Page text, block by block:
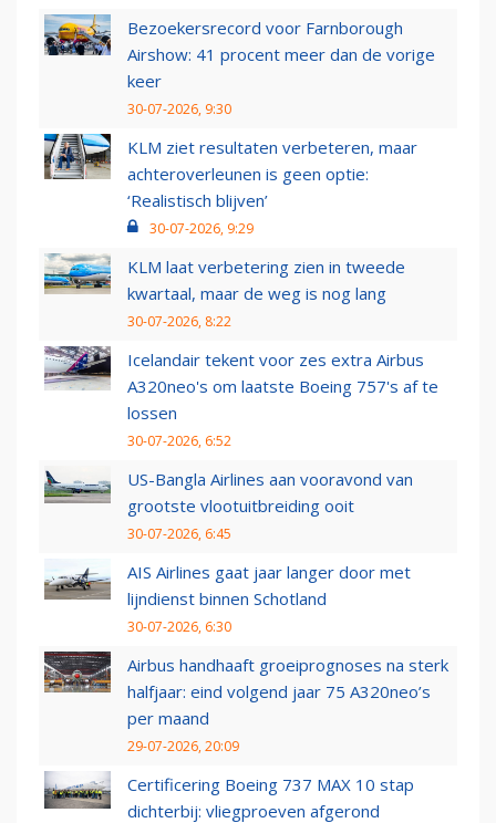
Bezoekersrecord voor Farnborough
Airshow: 41 procent meer dan de vorige
keer
30-07-2026, 9:30
KLM ziet resultaten verbeteren, maar
achteroverleunen is geen optie:
‘Realistisch blijven’
30-07-2026, 9:29
KLM laat verbetering zien in tweede
kwartaal, maar de weg is nog lang
30-07-2026, 8:22
Icelandair tekent voor zes extra Airbus
A320neo's om laatste Boeing 757's af te
lossen
30-07-2026, 6:52
US-Bangla Airlines aan vooravond van
grootste vlootuitbreiding ooit
30-07-2026, 6:45
AIS Airlines gaat jaar langer door met
lijndienst binnen Schotland
30-07-2026, 6:30
Airbus handhaaft groeiprognoses na sterk
halfjaar: eind volgend jaar 75 A320neo’s
per maand
29-07-2026, 20:09
Certificering Boeing 737 MAX 10 stap
dichterbij: vliegproeven afgerond